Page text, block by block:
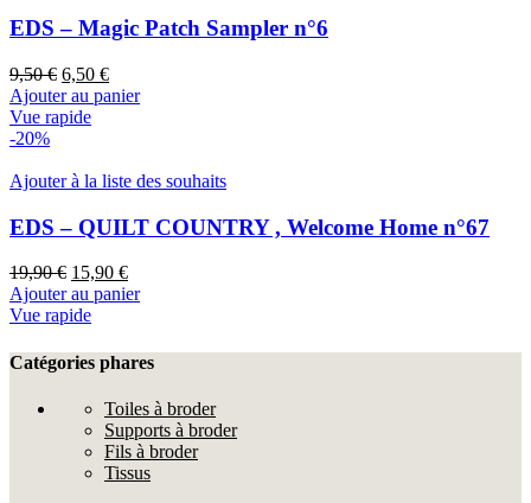
EDS – Magic Patch Sampler n°6
9,50€ Le
prix
initial
6,50 €Le
prix
Ajouter au panier
Vue rapide
-20%
Ajouter à la liste des souhaits
EDS – QUILT COUNTRY , Welcome Home n°67
19,90€ Le
prix
initial
19,90 €.
15,90 €Le
prix
15,90 €.
Ajouter au panier
Vue rapide
Catégories phares
Toiles à broder
Supports à broder
Fils à broder
Tissus